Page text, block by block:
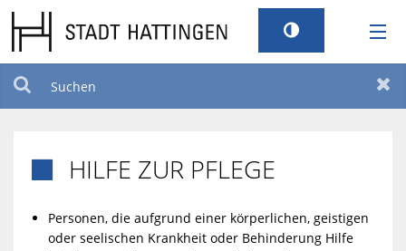
RATHAUS
STANDORT
HILFE ZUR PFLEGE
Personen, die aufgrund einer körperlichen, geistigen
oder seelischen Krankheit oder Behinderung Hilfe